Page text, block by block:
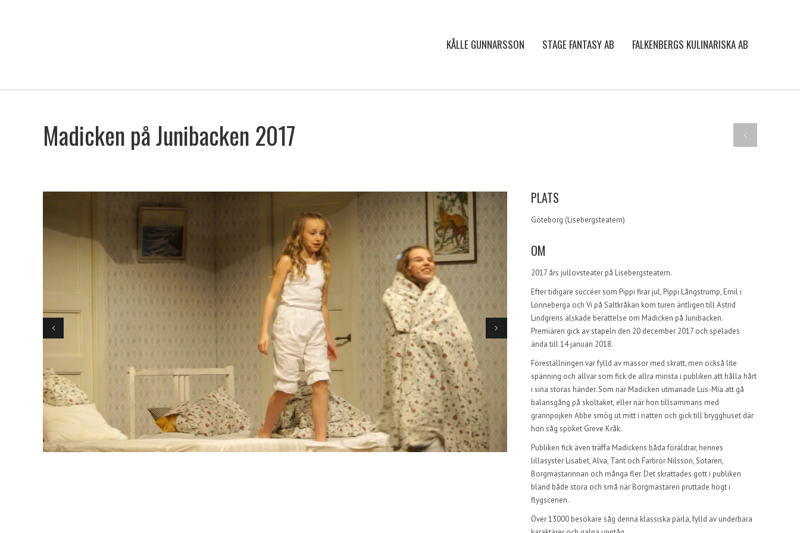
KÅLLE GUNNARSSON STAGE FANTASY AB FALKENBERGS KULINARISKA AB
Madicken på Junibacken 2017
PLATS
Göteborg (Lisebergsteatern)
OM
2017 års jullovsteater på Lisebergsteatern.
Efter tidigare succéer som Pippi firar jul, Pippi Långstrump, Emil i
Lönneberga och Vi på Saltkråkan kom turen äntligen till Astrid
Lindgrens älskade berättelse om Madicken på Junibacken.
Premiären gick av stapeln den 20 december 2017 och spelades
ända till 14 januari 2018.
Föreställningen var fylld av massor med skratt, men också lite
spänning och allvar som fick de allra minsta i publiken att hålla hårt
i sina storas händer. Som när Madicken utmanade Lus-Mia att gå
balansgång på skoltaket, eller när hon tillsammans med
grannpojken Abbe smög ut mitt i natten och gick till brygghuset där
hon såg spöket Greve Kråk.
Publiken fick även träffa Madickens båda föräldrar, hennes
lillasyster Lisabet, Alva, Tant och Farbror Nilsson, Sotaren,
Borgmästarinnan och många fler. Det skrattades gott i publiken
bland både stora och små när Borgmästaren pruttade högt i
flygscenen.
Över 13000 besökare såg denna klassiska pärla, fylld av underbara